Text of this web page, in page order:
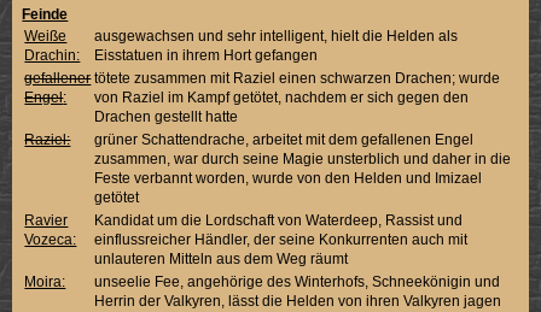
Feinde
Weiße
Drachin:
ausgewachsen und sehr intelligent, hielt die Helden als
Eisstatuen in ihrem Hort gefangen
gefallener
Engel:
tötete zusammen mit Raziel einen schwarzen Drachen; wurde
von Raziel im Kampf getötet, nachdem er sich gegen den
Drachen gestellt hatte
Raziel:
grüner Schattendrache, arbeitet mit dem gefallenen Engel
zusammen, war durch seine Magie unsterblich und daher in die
Feste verbannt worden, wurde von den Helden und Imizael
getötet
Ravier
Vozeca:
Kandidat um die Lordschaft von Waterdeep, Rassist und
einflussreicher Händler, der seine Konkurrenten auch mit
unlauteren Mitteln aus dem Weg räumt
Moira:
unseelie Fee, angehörige des Winterhofs, Schneekönigin und
Herrin der Valkyren, lässt die Helden von ihren Valkyren jagen